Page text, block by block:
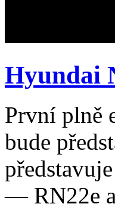
Hyundai
První plně
bude
— RN22e